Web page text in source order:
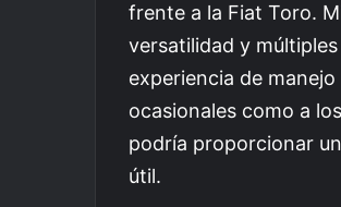
frente a la Fiat Toro.
versatilidad y
experiencia de
ocasionales como a
podría proporcionar
útil.